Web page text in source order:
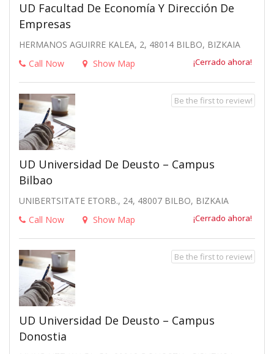
UD Facultad De Economía Y Dirección De
Empresas
HERMANOS AGUIRRE KALEA, 2, 48014 BILBO, BIZKAIA
Call Now
Show Map ¡Cerrado ahora!
UD Universidad De Deusto – Campus
Bilbao
UNIBERTSITATE ETORB., 24, 48007 BILBO, BIZKAIA
Call Now
Show Map ¡Cerrado ahora!
Be the first to review!
UD Universidad De Deusto – Campus
Donostia
Be the first to review!